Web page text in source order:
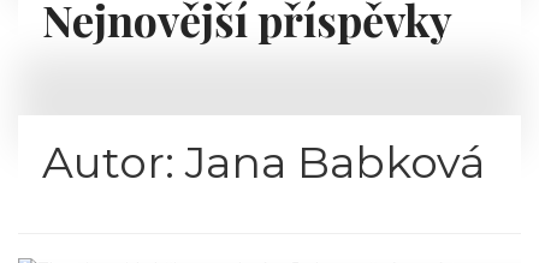
Nejnovější příspěvky
Autor:Jana Babková